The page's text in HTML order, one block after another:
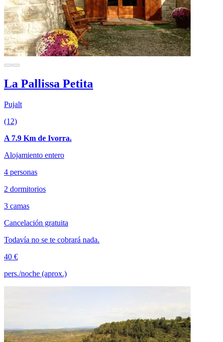
La Pallissa Petita
Pujalt
(12)
A 7.9 Km de Ivorra.
Alojamiento entero
4 personas
2 dormitorios
3 camas
Cancelación gratuita
Todavía no se te cobrará nada.
40 €
pers./noche (aprox.)